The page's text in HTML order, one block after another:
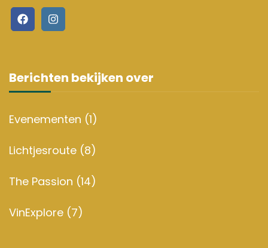
Berichten bekijken over
Evenementen (1)
Lichtjesroute (8)
The Passion (14)
VinExplore (7)